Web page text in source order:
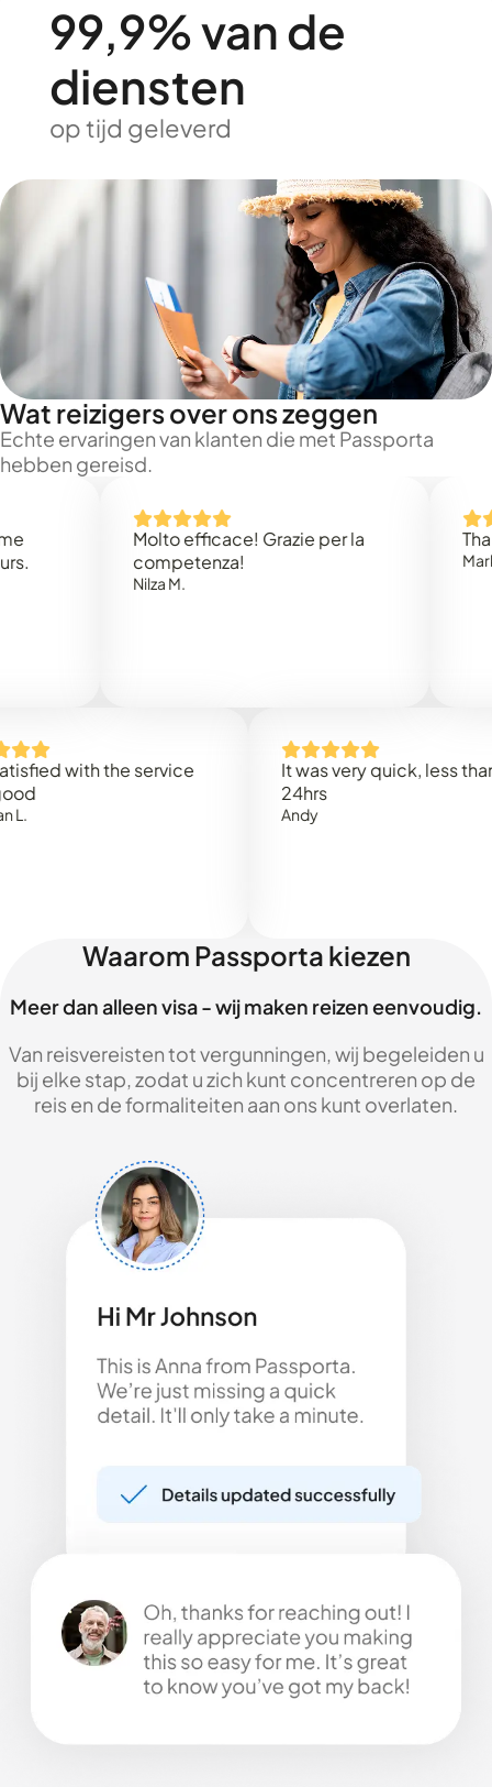
99,9% van de
diensten
op tijd geleverd
Wat reizigers over ons zeggen
Echte ervaringen van klanten die met Passporta
hebben gereisd.
Molto efficace! Grazie per la
competenza!
Thank
with the service
It was very quick, less than
Waarom Passporta kiezen
Meer dan alleen visa - wij maken reizen eenvoudig.
Van reisvereisten tot vergunningen, wij begeleiden u
bij elke stap, zodat u zich kunt concentreren op de
reis en de formaliteiten aan ons kunt overlaten.